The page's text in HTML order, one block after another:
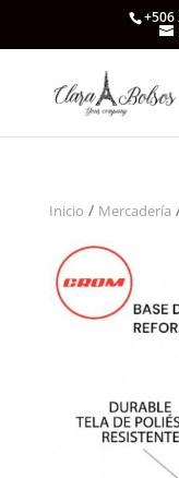
+506
Inicio / Mercadería